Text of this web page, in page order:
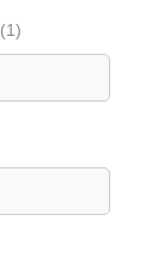
(1)